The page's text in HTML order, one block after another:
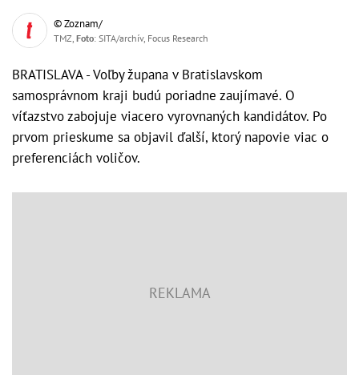
© Zoznam/
TMZ, Foto: SITA/archív, Focus Research
BRATISLAVA - Voľby župana v Bratislavskom
samosprávnom kraji budú poriadne zaujímavé. O
víťazstvo zabojuje viacero vyrovnaných kandidátov. Po
prvom prieskume sa objavil ďalší, ktorý napovie viac o
preferenciách voličov.